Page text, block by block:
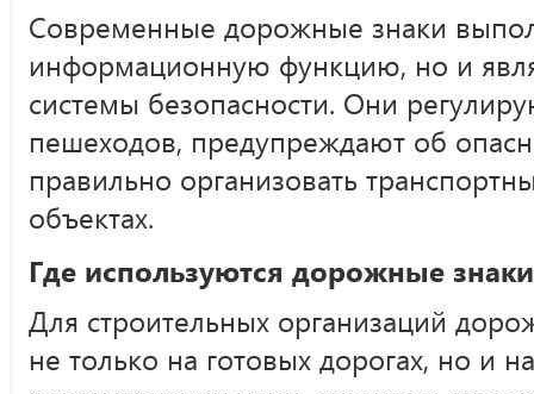
Современные дорожные знаки
информационную функцию, но и
системы безопасности. Они
пешеходов, предупреждают об
правильно организовать
объектах.
Где используются дорожные знаки
Для строительных организаций
не только на готовых дорогах, но и